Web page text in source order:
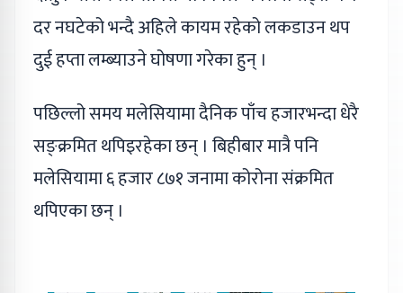
दर नघटेको भन्दै अहिले कायम रहेको लकडाउन थप
दुई हप्ता लम्ब्याउने घोषणा गरेका हुन् ।
पछिल्लो समय मलेसियामा दैनिक पाँच हजारभन्दा धेरै
सङ्क्रमित थपिइरहेका छन् । बिहीबार मात्रै पनि
मलेसियामा ६ हजार ८७१ जनामा कोरोना संक्रमित
थपिएका छन् ।